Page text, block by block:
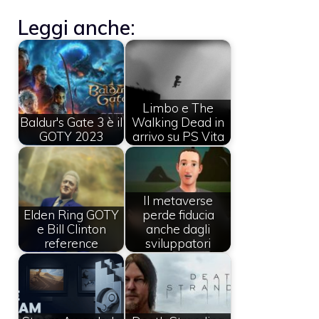
Leggi anche:
Baldur's Gate 3 è il
GOTY 2023
Limbo e The
Walking Dead in
arrivo su PS Vita
Elden Ring GOTY
e Bill Clinton
reference
Il metaverse
perde fiducia
anche dagli
sviluppatori